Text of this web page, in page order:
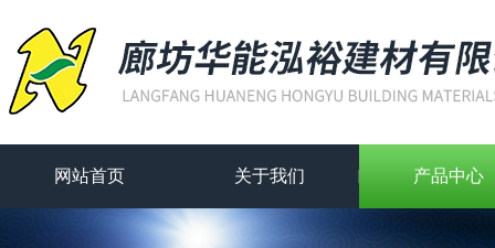
网站首页 关于我们 产品中心